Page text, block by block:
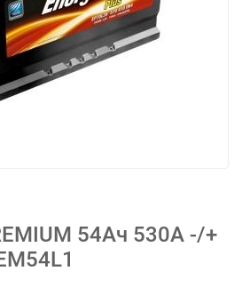
54Ач 530A -/+